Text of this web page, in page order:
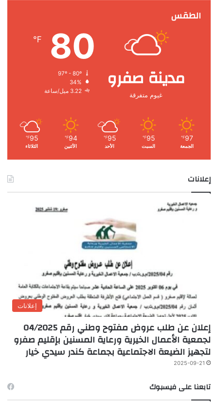
الطقس
مدينة صفرو
غيوم متفرقة
80
℉
34%
3.22 ميل/ساعة
97
℉
الجمعة
95
℉
السبت
95
℉
الأحد
94
℉
الأثنين
95
℉
الثلاثاء
إعلانات
إعلانات
إعلان عن طلب عروض مفتوح وطني رقم 04/2025
لجمعية الأعمال الخيرية ورعاية المسنين بإقليم صفرو
لتجهيز الضيعة الاجتماعية بجماعة كندر سيدي خيار
2025-09-21
تابعنا على فيسبوك